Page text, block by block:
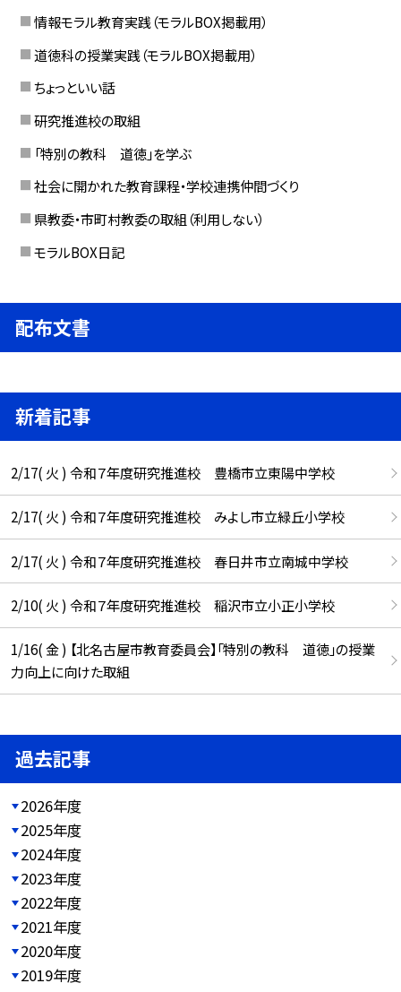
情報モラル教育実践（モラルBOX掲載用）
道徳科の授業実践（モラルBOX掲載用）
ちょっといい話
研究推進校の取組
「特別の教科 道徳」を学ぶ
社会に開かれた教育課程・学校連携仲間づくり
県教委・市町村教委の取組（利用しない）
モラルBOX日記
配布文書
新着記事
2/17( 火 ) 令和７年度研究推進校 豊橋市立東陽中学校
2/17( 火 ) 令和７年度研究推進校 みよし市立緑丘小学校
2/17( 火 ) 令和７年度研究推進校 春日井市立南城中学校
2/10( 火 ) 令和７年度研究推進校 稲沢市立小正小学校
1/16( 金 ) 【北名古屋市教育委員会】「特別の教科 道徳」の授業
力向上に向けた取組
過去記事
2026年度
2025年度
2024年度
2023年度
2022年度
2021年度
2020年度
2019年度